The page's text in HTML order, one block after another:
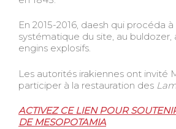
En 2015-2016, daesh qui procéda
systématique du site, au buldozer,
engins explosifs.
Les autorités irakiennes ont invité
participer à la restauration des
ACTIVEZ CE LIEN POUR
DE MESOPOTAMIA